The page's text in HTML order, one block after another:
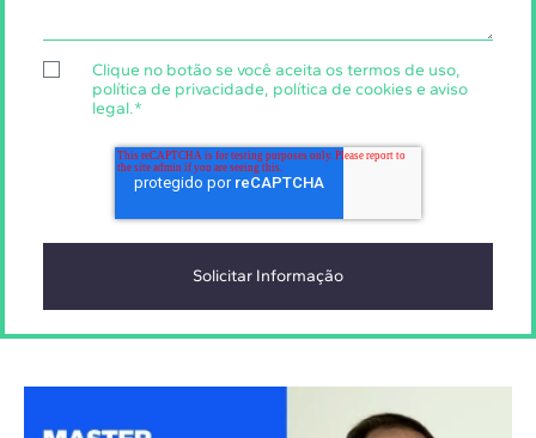
Clique no botão se você aceita os termos de uso,
política de privacidade, política de cookies e aviso
legal.*